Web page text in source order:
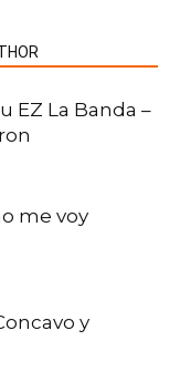
EZ La Banda –
me voy
y